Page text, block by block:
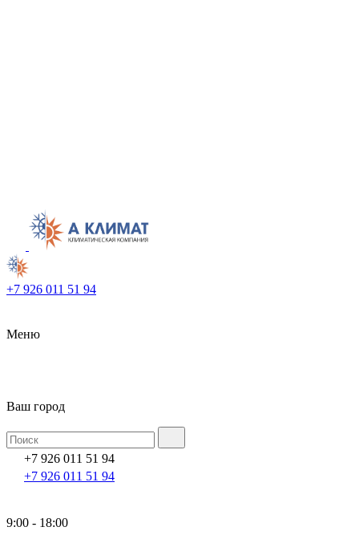
+7 926 011 51 94
Меню
Ваш город
+7 926 011 51 94
+7 926 011 51 94
9:00 - 18:00